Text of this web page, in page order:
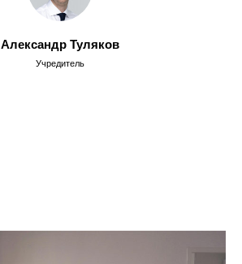
Александр Туляков
Учредитель